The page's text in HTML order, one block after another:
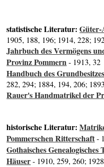
statistische Literatur:Güter-
1905, 188, 196; 1914, 228;
Jahrbuch des Vermögens
Provinz Pommern- 1913, 32
Handbuch des
282, 294; 1884, 194, 206;
Rauer's Handmatrikel der
historische Literatur:
Pommerschen Ritterschaft-
Gothaisches
Häuser- 1910, 259, 260;